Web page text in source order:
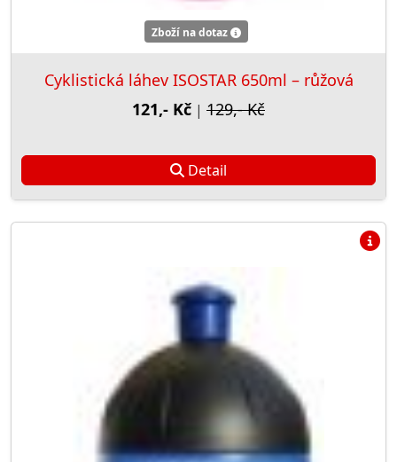
Zboží na dotaz
Cyklistická láhev ISOSTAR 650ml – růžová
121,- Kč | 129,- Kč
Detail